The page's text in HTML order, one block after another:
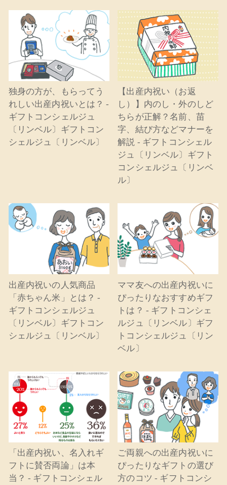
独身の方が、もらってう
れしい出産内祝いとは？ -
ギフトコンシェルジュ
〔リンベル〕ギフトコン
シェルジュ〔リンベル〕
【出産内祝い（お返
し）】内のし・外のしど
ちらが正解？名前、苗
字、結び方などマナーを
解説 - ギフトコンシェル
ジュ〔リンベル〕ギフト
コンシェルジュ〔リンベ
ル〕
出産内祝いの人気商品
「赤ちゃん米」とは？ -
ギフトコンシェルジュ
〔リンベル〕ギフトコン
シェルジュ〔リンベル〕
ママ友への出産内祝いに
ぴったりなおすすめギフ
トは？ - ギフトコンシェ
ルジュ〔リンベル〕ギフ
トコンシェルジュ〔リン
ベル〕
「出産内祝い、名入れギ
フトに賛否両論」は本
当？ - ギフトコンシェル
ご両親への出産内祝いに
ぴったりなギフトの選び
方のコツ - ギフトコンシ